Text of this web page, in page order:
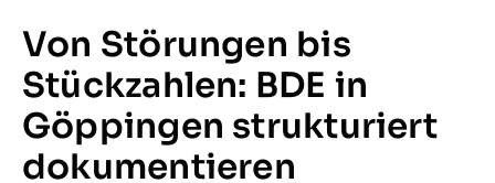
Von Störungen bis
Stückzahlen: BDE in
Göppingen strukturiert
dokumentieren